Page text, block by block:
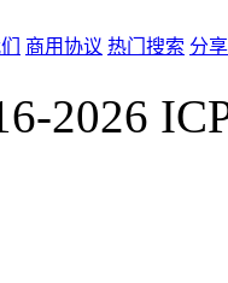
商用协议 热门搜索 分
2026